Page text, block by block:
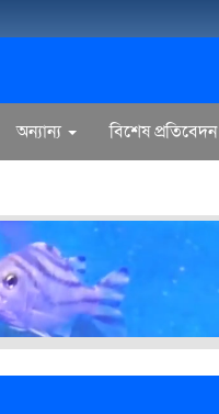
অন্যান্য বিশেষ প্রতিবেদন